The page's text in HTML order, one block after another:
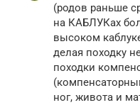
(родов раньше
на КАБЛУКах
высоком
делая походку
походки
ног, живота и